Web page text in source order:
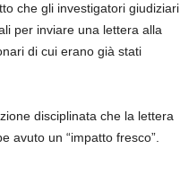
che gli investigatori giudiziari
per inviare una lettera alla
di cui erano già stati
disciplinata che la lettera
avuto un “impatto fresco”.